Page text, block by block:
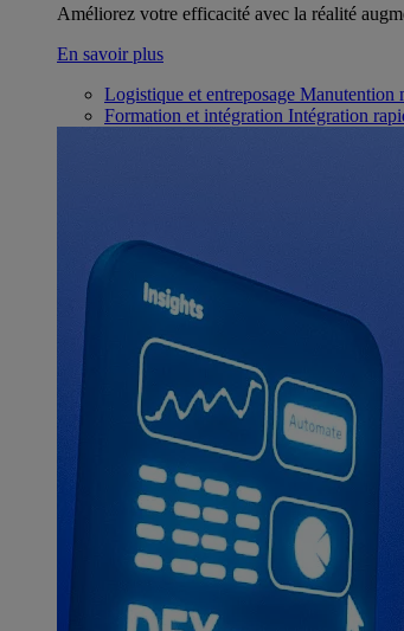
Améliorez votre efficacité avec la réalité
En savoir plus
Logistique et entreposage Manutention
Formation et intégration Intégration